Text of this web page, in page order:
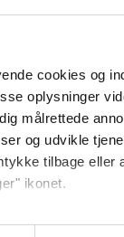
cookies og
oplysninger
målrettede
og udvikle
tilbage eller
ikonet.